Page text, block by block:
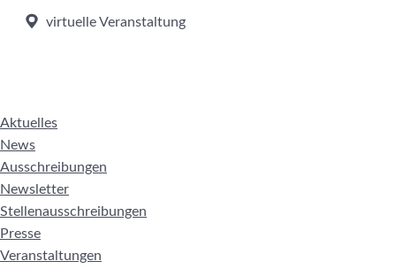
virtuelle Veranstaltung
Aktuelles
News
Ausschreibungen
Newsletter
Stellenausschreibungen
Presse
Veranstaltungen